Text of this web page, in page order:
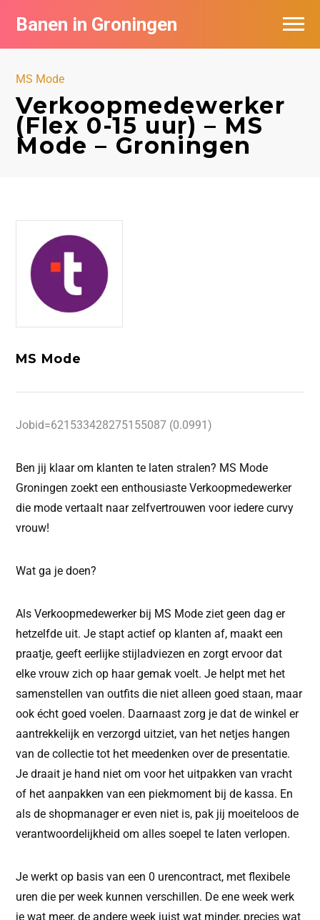
Banen in Groningen
MS Mode
Verkoopmedewerker
(Flex 0-15 uur) – MS
Mode – Groningen
MS Mode
Jobid=621533428275155087 (0.0991)
Ben jij klaar om klanten te laten stralen? MS Mode
Groningen zoekt een enthousiaste Verkoopmedewerker
die mode vertaalt naar zelfvertrouwen voor iedere curvy
vrouw!
Wat ga je doen?
Als Verkoopmedewerker bij MS Mode ziet geen dag er
hetzelfde uit. Je stapt actief op klanten af, maakt een
praatje, geeft eerlijke stijladviezen en zorgt ervoor dat
elke vrouw zich op haar gemak voelt. Je helpt met het
samenstellen van outfits die niet alleen goed staan, maar
ook écht goed voelen. Daarnaast zorg je dat de winkel er
aantrekkelijk en verzorgd uitziet, van het netjes hangen
van de collectie tot het meedenken over de presentatie.
Je draait je hand niet om voor het uitpakken van vracht
of het aanpakken van een piekmoment bij de kassa. En
als de shopmanager er even niet is, pak jij moeiteloos de
verantwoordelijkheid om alles soepel te laten verlopen.
Je werkt op basis van een 0 urencontract, met flexibele
uren die per week kunnen verschillen. De ene week werk
je wat meer, de andere week juist wat minder, precies wat
Vacatures per bedrijf
Nieuwsbrief feed